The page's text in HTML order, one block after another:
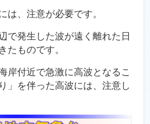
は、注意が必要です。
で発生した波が遠く離れた日
たものです。
岸付近で急激に高波となるこ
」を伴った高波には、注意し